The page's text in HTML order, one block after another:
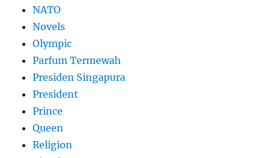
NATO
Novels
Olympic
Parfum Termewah
Presiden Singapura
President
Prince
Queen
Religion